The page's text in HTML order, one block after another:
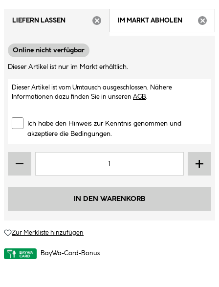
LIEFERN LASSEN
IM MARKT ABHOLEN
Online nicht verfügbar
Dieser Artikel ist nur im Markt erhältlich.
Dieser Artikel ist vom Umtausch ausgeschlossen. Nähere
Informationen dazu finden Sie in unseren AGB
Ich habe den Hinweis zur Kenntnis genommen und
akzeptiere die Bedingungen.
IN DEN WARENKORB
Zur Merkliste hinzufügen
BayWa-Card-Bonus